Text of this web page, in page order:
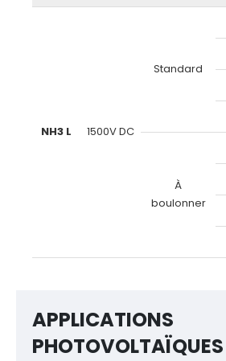
NH3 L 1500V DC
Standard
À
boulonner
APPLICATIONS
PHOTOVOLTAÏQUES